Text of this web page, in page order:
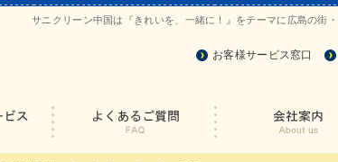
サニクリーン中国は『きれいを、一緒に！』をテーマに広島の街
お客様サービス窓口